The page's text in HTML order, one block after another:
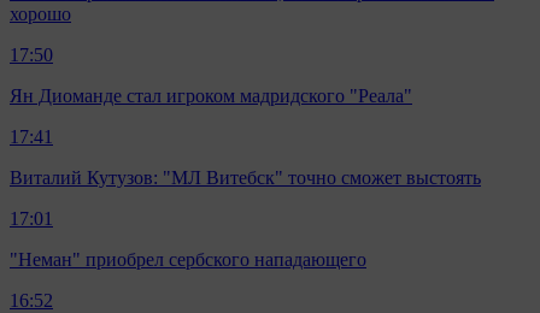
хорошо
17:50
Ян Диоманде стал игроком мадридского "Реала"
17:41
Виталий Кутузов: "МЛ Витебск" точно сможет выстоять
17:01
"Неман" приобрел сербского нападающего
16:52